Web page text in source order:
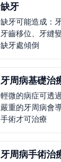
缺牙
缺牙可能造成：
牙齒移位、牙縫
缺牙處傾倒
牙周病基礎治
輕微的病症可透
嚴重的牙周病會
手術才可治療
牙周病手術治